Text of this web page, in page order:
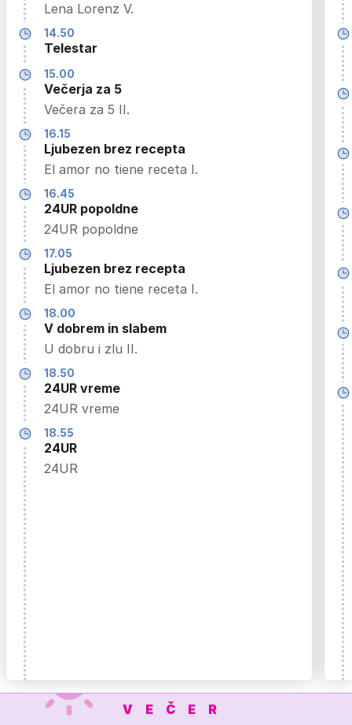
Lena Lorenz V.
14.50
Telestar
15.00
Večerja za 5
Večera za 5 II.
16.15
Ljubezen brez recepta
El amor no tiene receta I.
16.45
24UR popoldne
24UR popoldne
17.05
Ljubezen brez recepta
El amor no tiene receta I.
18.00
V dobrem in slabem
U dobru i zlu II.
18.50
24UR vreme
24UR vreme
18.55
24UR
24UR
VEČER